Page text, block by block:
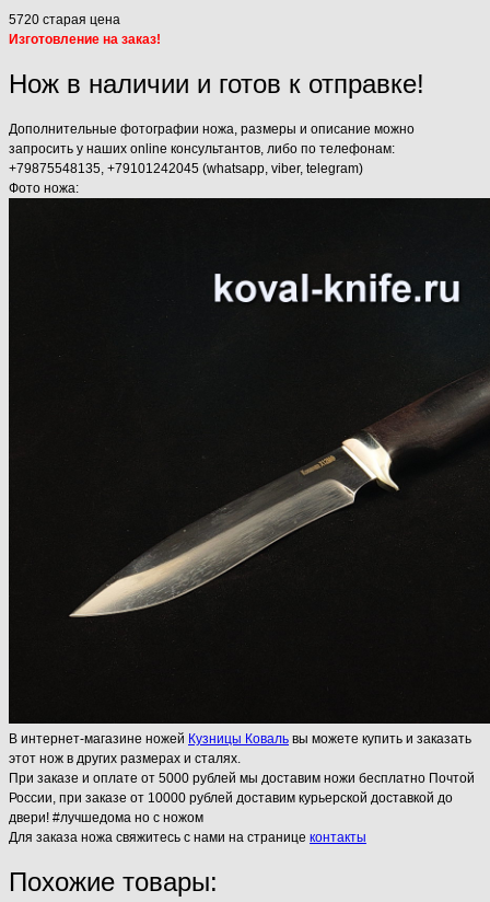
5720 старая цена
Изготовление на заказ!
Нож в наличии и готов к отправке!
Дополнительные фотографии ножа, размеры и описание можно
запросить у наших online консультантов, либо по телефонам:
+79875548135, +79101242045 (whatsapp, viber, telegram)
Фото ножа:
В интернет-магазине ножей Кузницы Коваль вы можете купить и заказать
этот нож в других размерах и сталях.
При заказе и оплате от 5000 рублей мы доставим ножи бесплатно Почтой
России, при заказе от 10000 рублей доставим курьерской доставкой до
двери! #лучшедома но с ножом
Для заказа ножа свяжитесь с нами на странице контакты
Похожие товары: